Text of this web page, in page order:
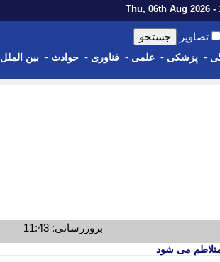
تصاویر
- پزشکی - علمی - فناوری - حوادث - بین الملل
بروزرسانی: 11:43
متلاطم می شود